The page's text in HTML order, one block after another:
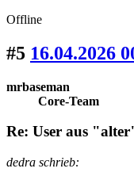
Offline
#5 16.04.2026
mrbaseman
Core-Team
Re: User aus
dedra schrieb: